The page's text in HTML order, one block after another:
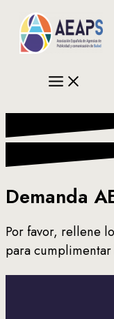
contenido
Demanda
Por favor, rellene
para